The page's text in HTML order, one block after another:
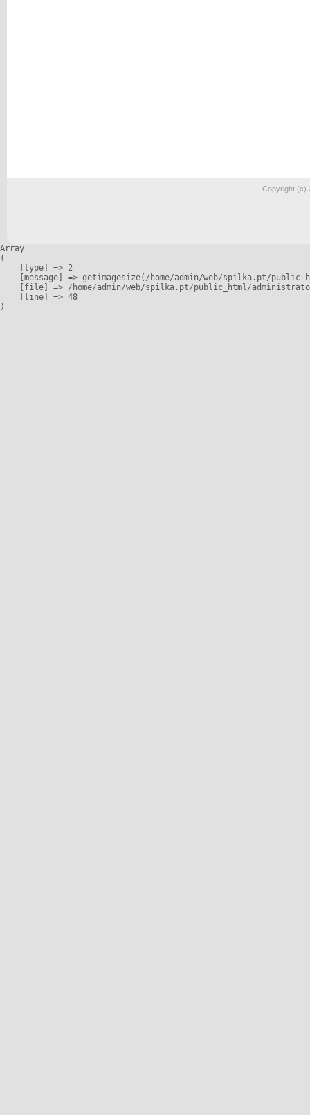
Copyright (c)
Array
(
    [type] => 2
[message] => getimagesize(/home/admin/web/spilka.pt/
[file] => /home/admin/web/spilka.pt/public_html/
    [line] => 48